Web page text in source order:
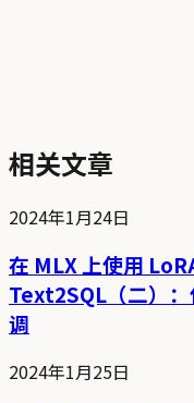
相关文章
2024年1月24日
在 MLX 上使用
Text2SQL（二）
调
2024年1月25日